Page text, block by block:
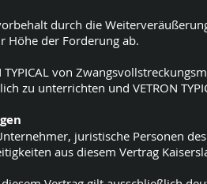
durch die
Höhe der Forderung ab.
TYPICAL von
zu unterrichten und VETRON
juristische Personen
aus diesem Vertrag